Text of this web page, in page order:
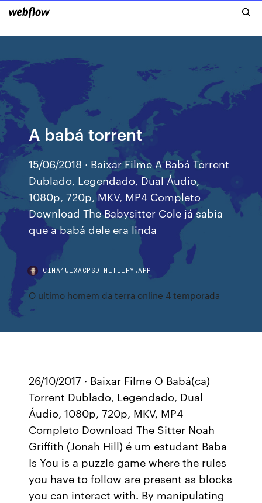
A babá torrent
15/06/2018 · Baixar Filme A Babá Torrent
Dublado, Legendado, Dual Áudio,
1080p, 720p, MKV, MP4 Completo
Download The Babysitter Cole já sabia
que a babá dele era linda
CIMA4UIXACPSD.NETLIFY.APP
O ultimo homem da terra online 4 temporada
26/10/2017 · Baixar Filme O Babá(ca)
Torrent Dublado, Legendado, Dual
Áudio, 1080p, 720p, MKV, MP4
Completo Download The Sitter Noah
Griffith (Jonah Hill) é um estudant Baba
Is You is a puzzle game where the rules
you have to follow are present as blocks
you can interact with. By manipulating